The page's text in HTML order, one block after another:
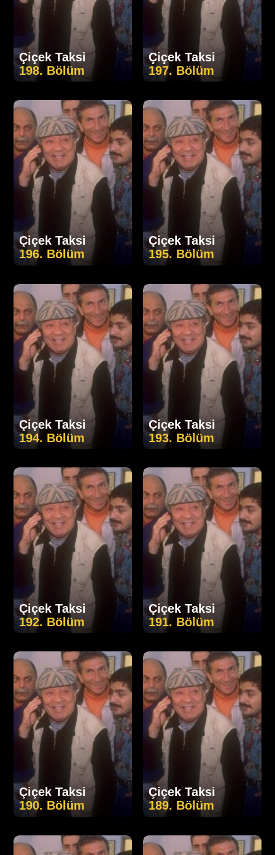
Çiçek Taksi
198. Bölüm
Çiçek Taksi
197. Bölüm
Çiçek Taksi
196. Bölüm
Çiçek Taksi
195. Bölüm
Çiçek Taksi
194. Bölüm
Çiçek Taksi
193. Bölüm
Çiçek Taksi
192. Bölüm
Çiçek Taksi
191. Bölüm
Çiçek Taksi
190. Bölüm
Çiçek Taksi
189. Bölüm